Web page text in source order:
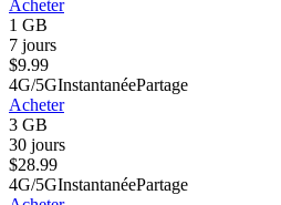
Acheter
1 GB
7 jours
$9.99
4G/5GInstantanéePartage
Acheter
3 GB
30 jours
$28.99
4G/5GInstantanéePartage